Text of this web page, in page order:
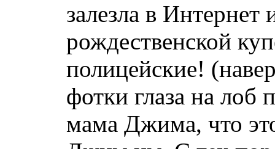
залезла в
рождественской
полицейские!
фотки глаза на лоб
мама Джима, что